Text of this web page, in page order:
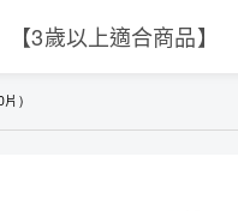
【3歲以上適合商品】
片)